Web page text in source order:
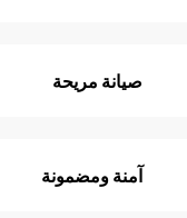
صيانة مريحة
آمنة ومضمونة